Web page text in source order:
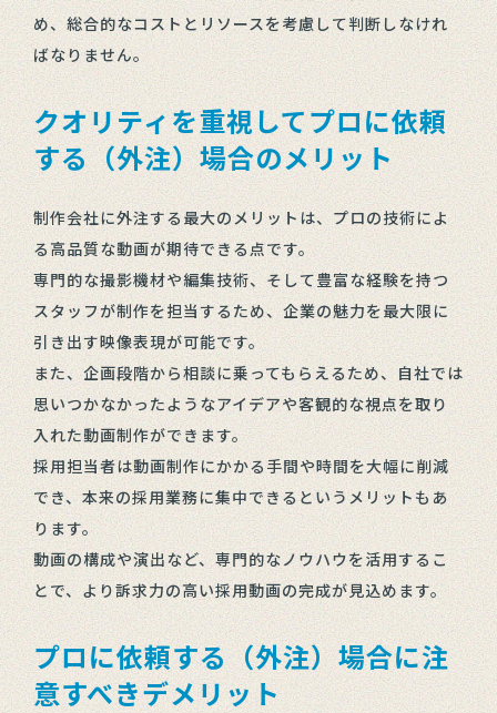
め、総合的なコストとリソースを考慮して判断しなけれ
ばなりません。
クオリティを重視してプロに依頼
する（外注）場合のメリット
制作会社に外注する最大のメリットは、プロの技術によ
る高品質な動画が期待できる点です。
専門的な撮影機材や編集技術、そして豊富な経験を持つ
スタッフが制作を担当するため、企業の魅力を最大限に
引き出す映像表現が可能です。
また、企画段階から相談に乗ってもらえるため、自社では
思いつかなかったようなアイデアや客観的な視点を取り
入れた動画制作ができます。
採用担当者は動画制作にかかる手間や時間を大幅に削減
でき、本来の採用業務に集中できるというメリットもあ
ります。
動画の構成や演出など、専門的なノウハウを活用するこ
とで、より訴求力の高い採用動画の完成が見込めます。
プロに依頼する（外注）場合に注
意すべきデメリット